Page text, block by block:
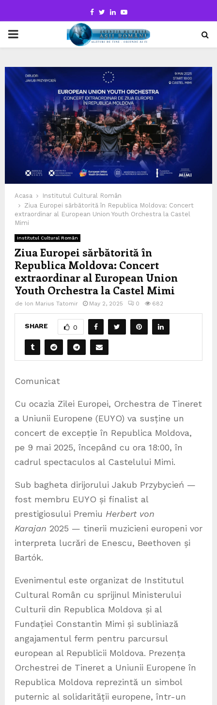
Facebook
TwitterLinkedinYoutube
PRIMARY
Acasa
Institutul Cultural Român
Ziua Europei sărbătorită în Republica Moldova: Concert
extraordinar al European Union Youth Orchestra la Castel
Mimi
Institutul Cultural Român
Ziua Europei sărbătorită în
Republica Moldova: Concert
extraordinar al European Union
Youth Orchestra la Castel Mimi
de Ion Marius Tatomir May 2, 2025 0 682
SHARE 0
Comunicat
Cu ocazia Zilei Europei, Orchestra de Tineret
a Uniunii Europene (EUYO) va susține un
concert de excepție în Republica Moldova,
pe 9 mai 2025, începând cu ora 18:00, în
cadrul spectaculos al Castelului Mimi.
Sub bagheta dirijorului Jakub Przybycień —
fost membru EUYO și finalist al
prestigiosului Premiu Herbert von
Karajan 2025 — tinerii muzicieni europeni vor
interpreta lucrări de Enescu, Beethoven și
Bartók.
Evenimentul este organizat de Institutul
Cultural Român cu sprijinul Ministerului
Culturii din Republica Moldova și al
Fundației Constantin Mimi și subliniază
angajamentul ferm pentru parcursul
european al Republicii Moldova. Prezența
Orchestrei de Tineret a Uniunii Europene în
Republica Moldova reprezintă un simbol
puternic al solidarității europene, într-un